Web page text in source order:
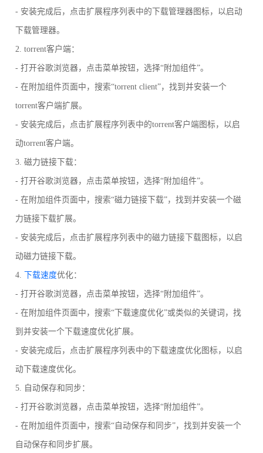
- 安装完成后，点击扩展程序列表中的下载管理器图标，以启动
下载管理器。
2. torrent客户端：
- 打开谷歌浏览器，点击菜单按钮，选择“附加组件”。
- 在附加组件页面中，搜索“torrent client”，找到并安装一个
torrent客户端扩展。
- 安装完成后，点击扩展程序列表中的torrent客户端图标，以启
动torrent客户端。
3. 磁力链接下载：
- 打开谷歌浏览器，点击菜单按钮，选择“附加组件”。
- 在附加组件页面中，搜索“磁力链接下载”，找到并安装一个磁
力链接下载扩展。
- 安装完成后，点击扩展程序列表中的磁力链接下载图标，以启
动磁力链接下载。
4. 下载速度优化：
- 打开谷歌浏览器，点击菜单按钮，选择“附加组件”。
- 在附加组件页面中，搜索“下载速度优化”或类似的关键词，找
到并安装一个下载速度优化扩展。
- 安装完成后，点击扩展程序列表中的下载速度优化图标，以启
动下载速度优化。
5. 自动保存和同步：
- 打开谷歌浏览器，点击菜单按钮，选择“附加组件”。
- 在附加组件页面中，搜索“自动保存和同步”，找到并安装一个
自动保存和同步扩展。